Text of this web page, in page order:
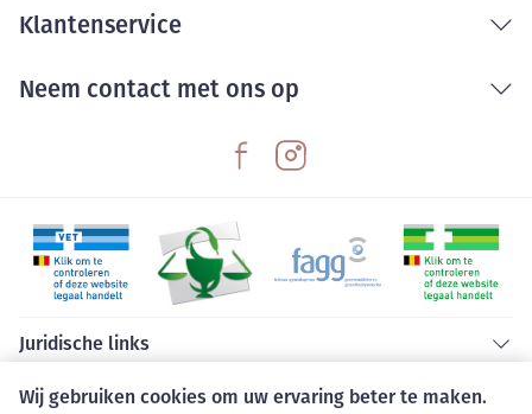
Wij gebruiken cookies om uw ervaring beter te maken.
Klantenservice
Neem contact met ons op
Juridische links